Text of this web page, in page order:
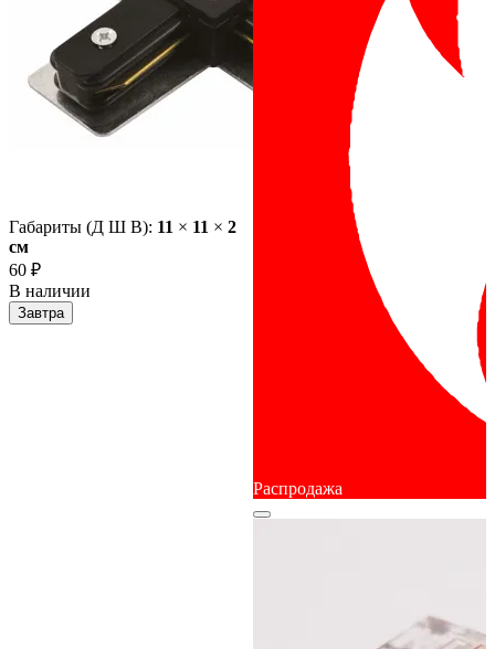
Габариты (Д Ш В): 11 × 11 × 2
cм
60 ₽
В наличии
Завтра
Распродажа